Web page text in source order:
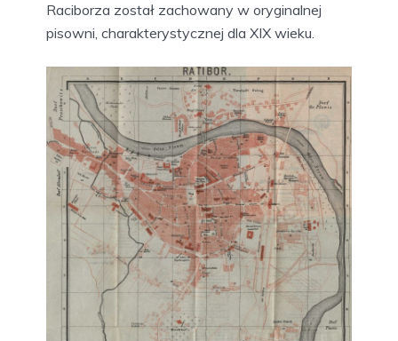
Raciborza został zachowany w oryginalnej
pisowni, charakterystycznej dla XIX wieku.